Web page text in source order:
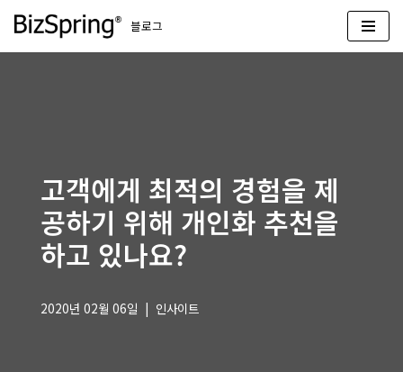
콘
블로그
고객에게 최적의 경험을 제
공하기 위해 개인화 추천을
하고 있나요?
2020년 02월 06일 인사이트